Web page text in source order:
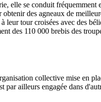
elle se conduit
des agneaux de
tour croisées avec des
des 110 000 brebis des
collective mise en
ailleurs engagée dans